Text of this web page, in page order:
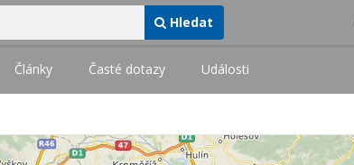
Hledat
Články Časté dotazy Události